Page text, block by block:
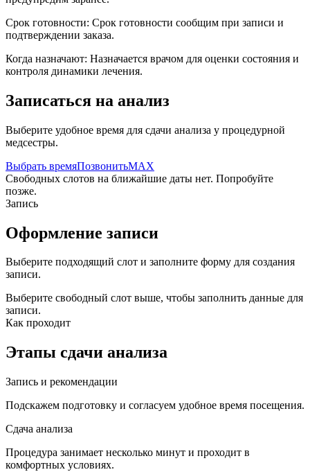
Срок готовности: Срок готовности сообщим при записи и
подтверждении заказа.
Когда назначают: Назначается врачом для оценки состояния и
контроля динамики лечения.
Записаться на анализ
Выберите удобное время для сдачи анализа у процедурной
медсестры.
Выбрать времяПозвонитьMAX
Свободных слотов на ближайшие даты нет. Попробуйте
позже.
Запись
Оформление записи
Выберите подходящий слот и заполните форму для создания
записи.
Выберите свободный слот выше, чтобы заполнить данные для
записи.
Как проходит
Этапы сдачи анализа
Запись и рекомендации
Подскажем подготовку и согласуем удобное время посещения.
Сдача анализа
Процедура занимает несколько минут и проходит в
комфортных условиях.